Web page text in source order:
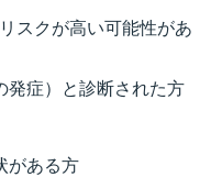
スクが高い可能性があ
発症）と診断された方
がある方